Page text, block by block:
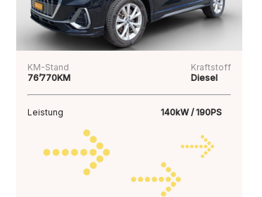
KM-Stand
76’770KM
Kraftstoff
Diesel
Leistung 140kW / 190PS